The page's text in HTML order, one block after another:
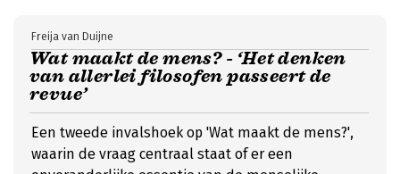
Wat maakt de mens? - ‘Het denken
van allerlei filosofen passeert de
revue’
Freija van Duijne
Een tweede invalshoek op 'Wat maakt de mens?',
waarin de vraag centraal staat of er een